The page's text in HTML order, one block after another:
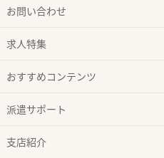
お問い合わせ
求人特集
おすすめコンテンツ
派遣サポート
支店紹介